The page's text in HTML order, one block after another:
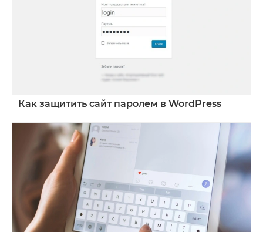
Как защитить сайт паролем в WordPress